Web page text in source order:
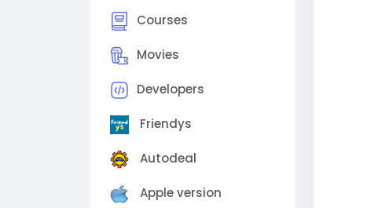
Courses
Movies
Developers
Friendys
Autodeal
Apple version